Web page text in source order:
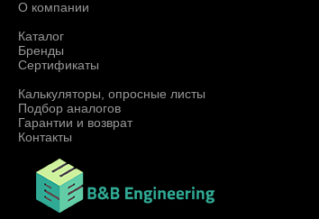
О компании
Каталог
Бренды
Сертификаты
Калькуляторы, опросные листы
Подбор аналогов
Гарантии и возврат
Контакты